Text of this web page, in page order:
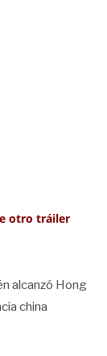
otro tráiler
alcanzó Hong
china